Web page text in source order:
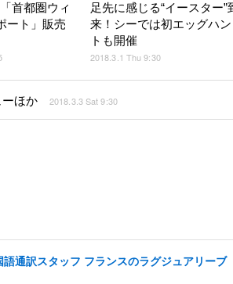
首都圏ウィ
ート」販売
足先に感じる“イースター”
来！シーでは初エッグハン
トも開催
2018.3.1 Thu 9:30
ーほか 2018.3.3 Sat 9:30
語通訳スタッフ フランスのラグジュアリーブ